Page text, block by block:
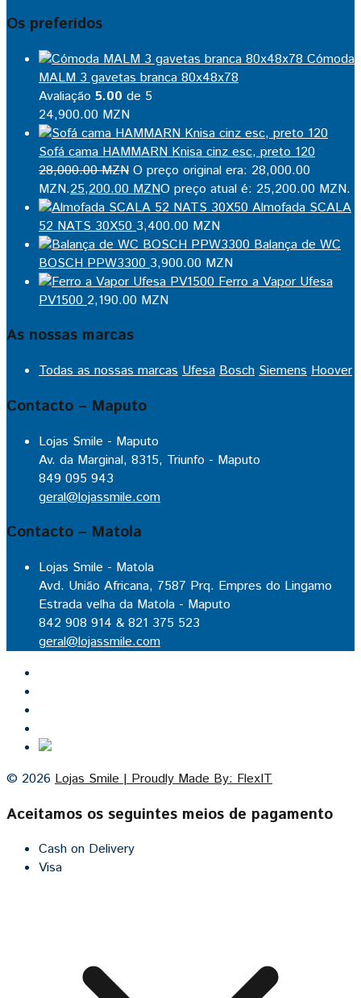
Os preferidos
Cómoda
MALM 3 gavetas branca 80x48x78
Avaliação 5.00 de 5
24,900.00 MZN
Sofá cama HAMMARN Knisa cinz esc, preto 120
28,000.00MZN O preço original era: 28,000.00
MZN.25,200.00MZNO preço atual é: 25,200.00 MZN.
Almofada SCALA
52 NATS 30X50 3,400.00 MZN
Balança de WC
BOSCH PPW3300 3,900.00 MZN
Ferro a Vapor Ufesa
PV1500 2,190.00 MZN
As nossas marcas
Todas as nossas marcas Ufesa Bosch Siemens Hoover
Contacto – Maputo
Lojas Smile - Maputo
Av. da Marginal, 8315, Triunfo - Maputo
849 095 943
geral@lojassmile.com
Contacto – Matola
Lojas Smile - Matola
Avd. União Africana, 7587 Prq. Empres do Lingamo
Estrada velha da Matola - Maputo
842 908 914 & 821 375 523
geral@lojassmile.com
© 2026 Lojas Smile | Proudly Made By: FlexIT
Aceitamos os seguintes meios de pagamento
Cash on Delivery
Visa